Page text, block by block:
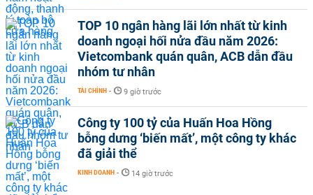
TOP 10 ngân hàng lãi lớn nhất từ kinh
doanh ngoại hối nửa đầu năm 2026:
Vietcombank quán quân, ACB dẫn đầu
nhóm tư nhân
TÀI CHÍNH - 9 giờ trước
Công ty 100 tỷ của Huấn Hoa Hồng
bỗng dưng ‘biến mất’, một công ty khác
đã giải thể
KINH DOANH - 14 giờ trước